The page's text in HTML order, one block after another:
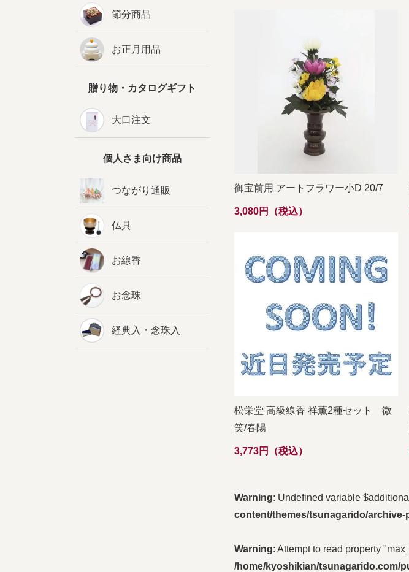
御宝前用 アートフラワー小D 20/7
3,080円（税込）
松栄堂 高級線香 祥薫2種セット 微
笑/春陽
3,773円（税込）
Warning: Undefined variable
content/themes/tsunagarido/
Warning: Attempt to read property
/home/kyoshikian/tsunagarido.com/
節分商品
お正月用品
贈り物・カタログギフト
大口注文
個人さま向け商品
つながり通販
仏具
お線香
お念珠
経典入・念珠入